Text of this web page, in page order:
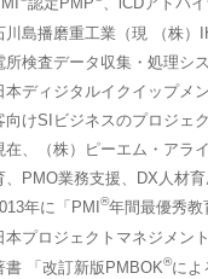
川島播磨重工業（現 （株）
所検査データ収集・処理シ
本ディジタルイクイップメ
向けSIビジネスのプロジェ
在、（株）ピーエム・アラ
、PMO業務支援、DX人材育
年に「PMI ®年間最優秀教
本プロジェクトマネジメン
書 「改訂新版PMBOK®によ